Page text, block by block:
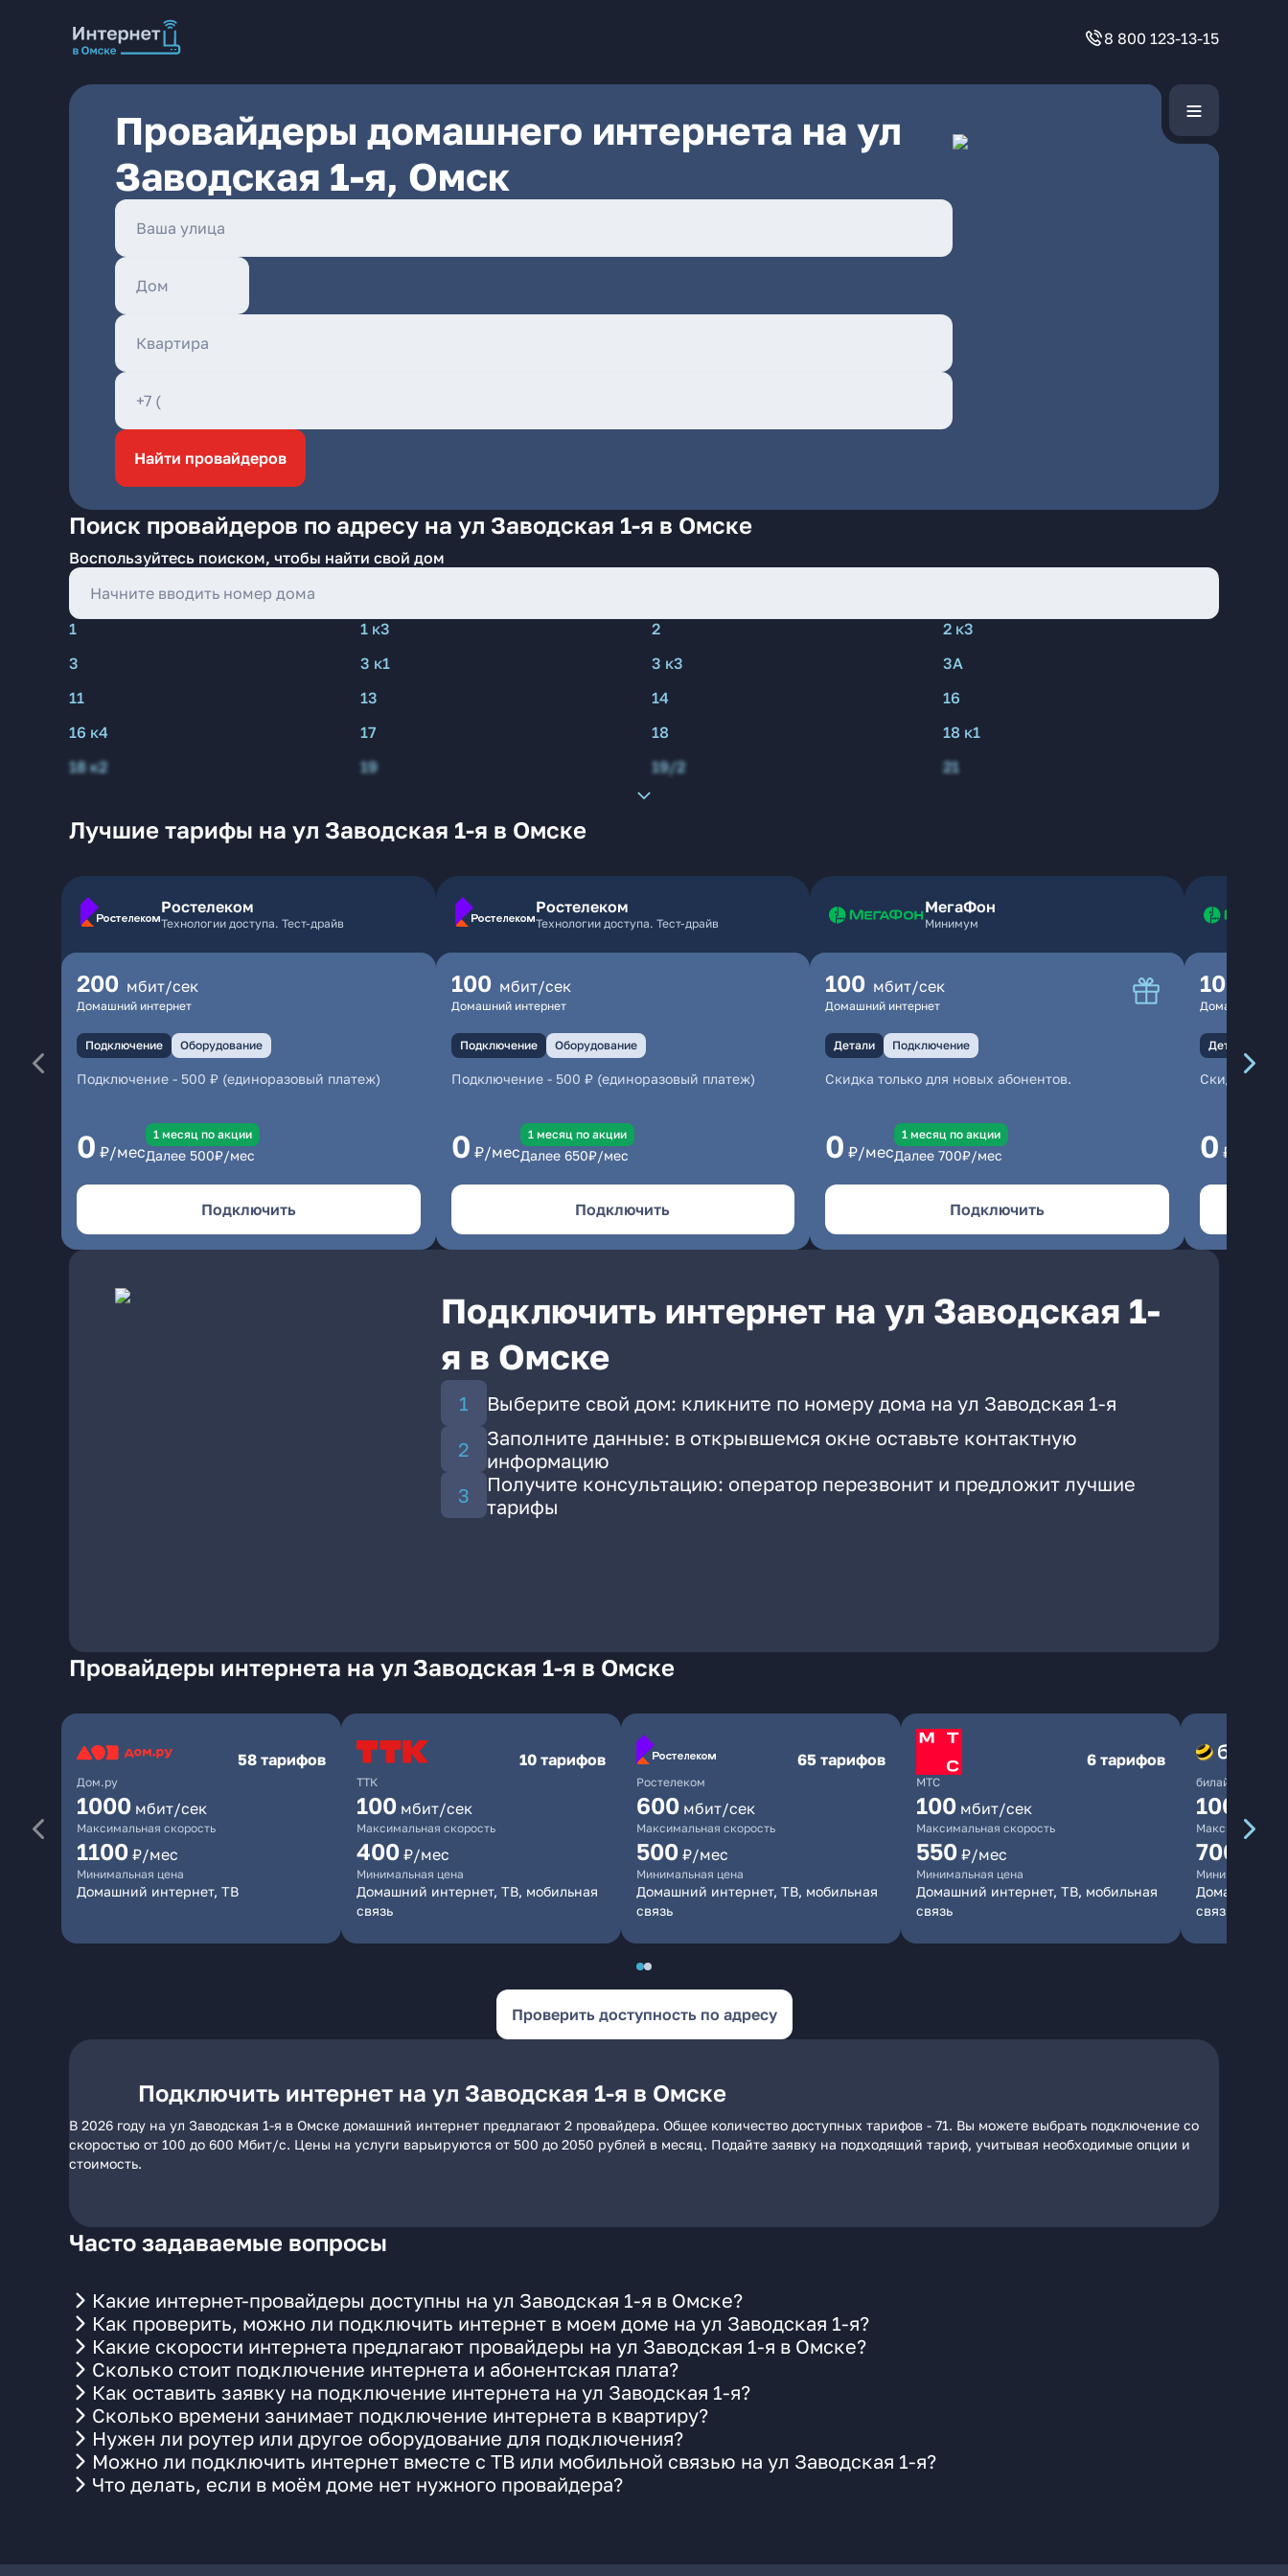
8 800 123-13-15
Провайдеры домашнего интернета на ул
Заводская 1-я, Омск
Найти провайдеров
Поиск провайдеров по адресу на ул Заводская 1-я в Омске
Воспользуйтесь поиском, чтобы найти свой дом
1 1 к3 2
2 к3
3
3 к1 3 к3
3А
11
13 14
16
16 к4
17 18
18 к1
18 к2
19 19/2 21
Лучшие тарифы на ул Заводская 1-я в Омске
Ростелеком
Технологии доступа. Тест-драйв
200 мбит/сек
Домашний интернет
Подключение Оборудование
Подключение - 500 ₽ (единоразовый платеж)
0 ₽/мес
1 месяц по акции
Далее 500₽/мес
Подключить
Ростелеком
Технологии доступа. Тест-драйв
100 мбит/сек
Домашний интернет
Подключение Оборудование
Подключение- 500 ₽ (единоразовый платеж)
0 ₽/мес
1 месяц по акции
Далее 650₽/мес
Подключить
МегаФон
Минимум
100 мбит/сек
Домашний интернет
Детали Подключение
Скидка только для новых абонентов.
0 ₽/мес
1 месяц по акции
Далее 700₽/мес
Подключить
100
Домашний
Детали
Скидка
0 ₽/мес
Подключить интернет на ул Заводская 1-
я в Омске
Выберите свой дом: кликните по номеру дома на ул Заводская 1-я
Заполните данные: в открывшемся окне оставьте контактную
информацию
Получите консультацию: оператор перезвонит и предложит лучшие
тарифы
Провайдеры интернета на ул Заводская 1-я в Омске
Дом.ру
58 тарифов
1000 мбит/сек
Максимальная скорость
1100 ₽/мес
Минимальная цена
Домашний интернет, ТВ
ТТК
10 тарифов
100 мбит/сек
Максимальная скорость
400 ₽/мес
Минимальная цена
Домашний интернет, ТВ, мобильная
связь
Ростелеком
65 тарифов
600 мбит/сек
Максимальная скорость
500 ₽/мес
Минимальная цена
Домашний интернет, ТВ, мобильная
связь
МТС
6 тарифов
100 мбит/сек
Максимальная скорость
550 ₽/мес
Минимальная цена
Домашний интернет, ТВ, мобильная
связь
билайн
1000
Максимальная
700
Минимальная
Домашний
связь
Проверить доступность по адресу
Подключить интернет на ул Заводская 1-я в Омске
В 2026 году на ул Заводская 1-я в Омске домашний интернет предлагают 2 провайдера. Общее количество доступных тарифов - 71. Вы можете выбрать подключение со
скоростью от 100 до 600 Мбит/с. Цены на услуги варьируются от 500 до 2050 рублей в месяц. Подайте заявку на подходящий тариф, учитывая необходимые опции и
стоимость.
Часто задаваемые вопросы
Какие интернет-провайдеры доступны на ул Заводская 1-я в Омске?
Как проверить, можно ли подключить интернет в моем доме на ул Заводская 1-я?
Какие скорости интернета предлагают провайдеры на ул Заводская 1-я в Омске?
Сколько стоит подключение интернета и абонентская плата?
Как оставить заявку на подключение интернета на ул Заводская 1-я?
Сколько времени занимает подключение интернета в квартиру?
Нужен ли роутер или другое оборудование для подключения?
Можно ли подключить интернет вместе с ТВ или мобильной связью на ул Заводская 1-я?
Что делать, если в моём доме нет нужного провайдера?